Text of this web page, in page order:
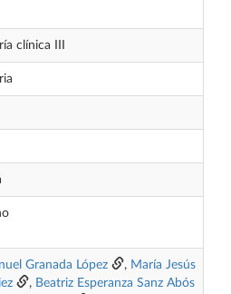
clínica III
Granada López , María Jesús
, Beatriz Esperanza Sanz Abós